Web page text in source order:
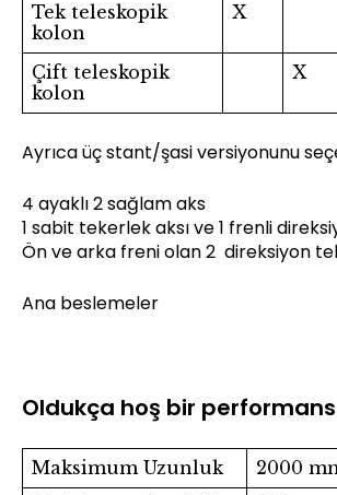
Tek teleskopik
kolon
X
Çift teleskopik
kolon
X
Ayrıca üç stant/şasi versiyonunu
4 ayaklı 2 sağlam aks
1 sabit tekerlek aksı ve 1 frenli
Ön ve arka freni olan 2 direksiyon
Ana beslemeler
Oldukça hoş bir
Maksimum Uzunluk
2000